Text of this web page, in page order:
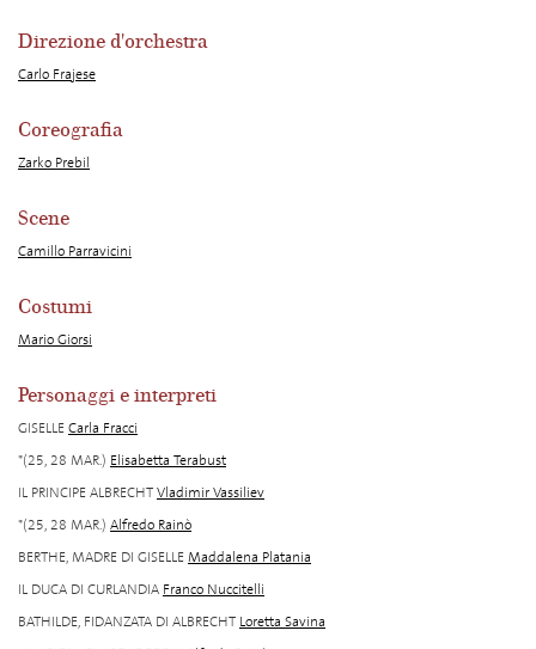
Direzione d'orchestra
Carlo Frajese
Coreografia
Zarko Prebil
Scene
Camillo Parravicini
Costumi
Mario Giorsi
Personaggi e interpreti
GISELLECarla Fracci
*(25, 28 MAR.) Elisabetta Terabust
IL PRINCIPE ALBRECHTVladimir Vassiliev
*(25, 28 MAR.) Alfredo Rainò
BERTHE, MADRE DI GISELLEMaddalena Platania
IL DUCA DI CURLANDIA Franco Nuccitelli
BATHILDE, FIDANZATA DI ALBRECHT Loretta Savina